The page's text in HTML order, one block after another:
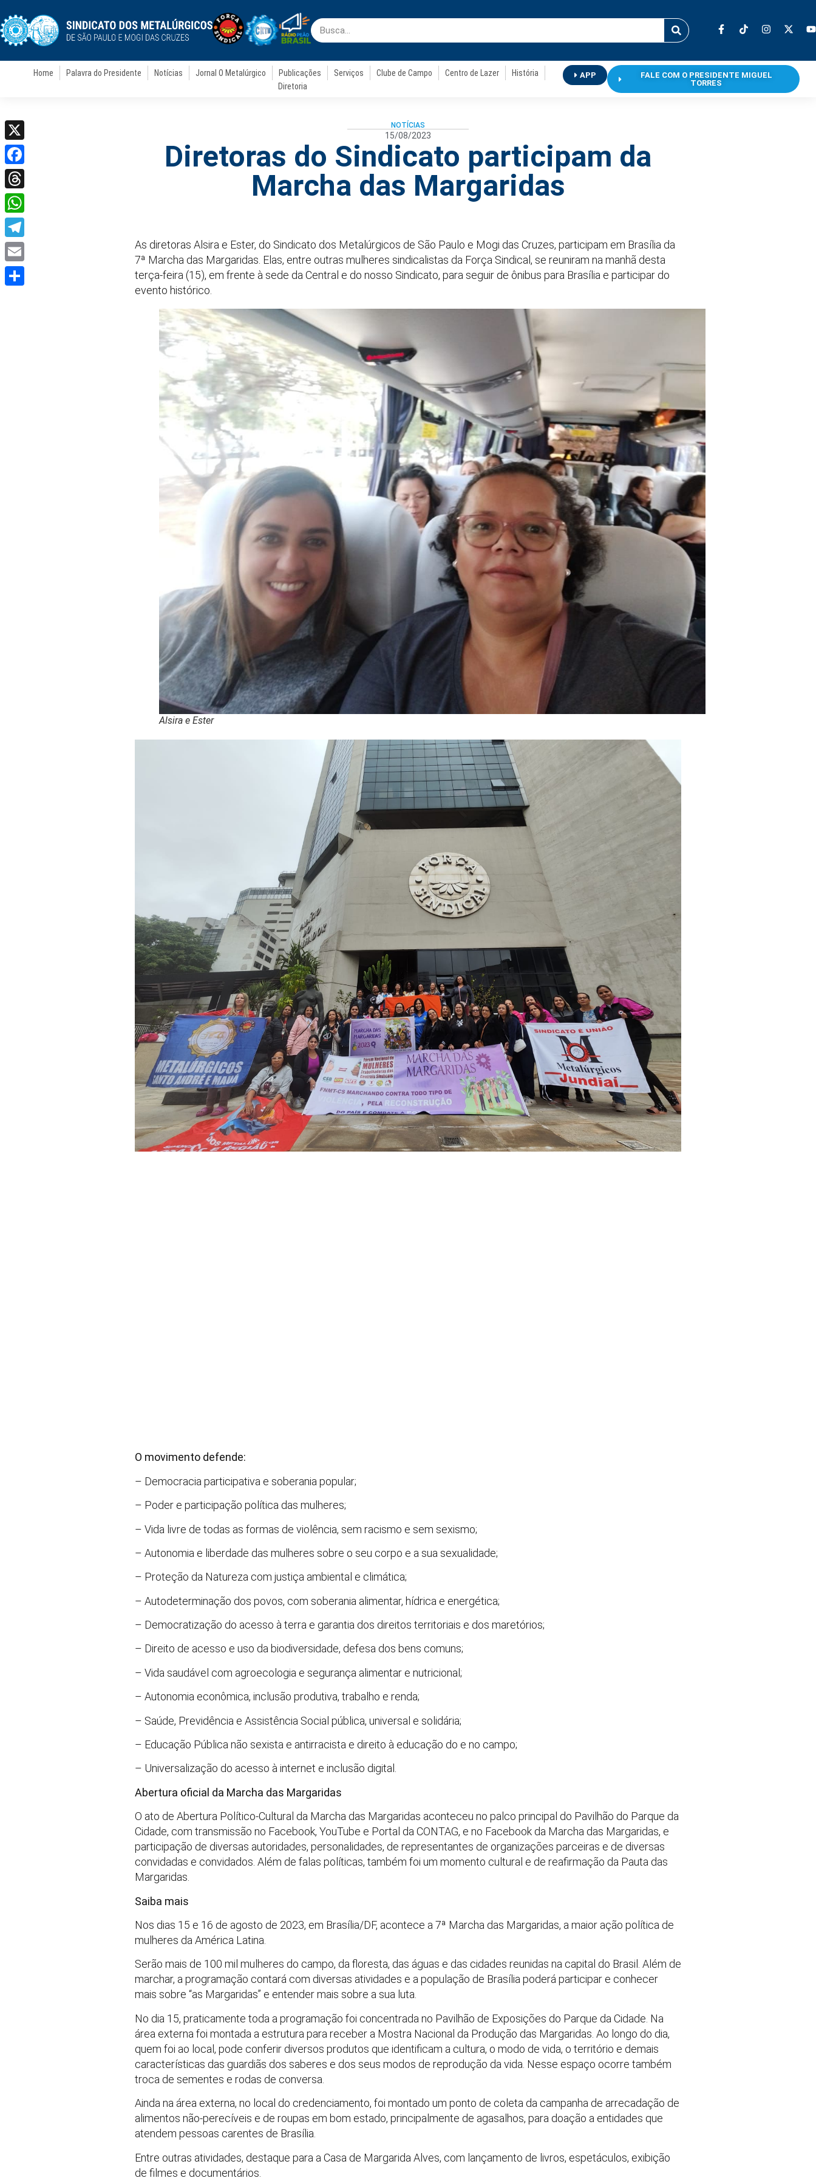
Home Palavra do Presidente Notícias Jornal O Metalúrgico Publicações Serviços Clube de Campo Centro de Lazer
História
Diretoria
APP
FALE COM O PRESIDENTE MIGUEL
TORRES
NOTÍCIAS
15/08/2023
Diretoras do Sindicato participam da
Marcha das Margaridas
As diretoras Alsira e Ester, do Sindicato dos Metalúrgicos de São Paulo e Mogi das Cruzes, participam em Brasília da
7ª Marcha das Margaridas. Elas, entre outras mulheres sindicalistas da Força Sindical, se reuniram na manhã desta
terça-feira (15), em frente à sede da Central e do nosso Sindicato, para seguir de ônibus para Brasília e participar do
evento histórico.
Alsira e Ester
O movimento defende:
– Democracia participativa e soberania popular;
– Poder e participação política das mulheres;
– Vida livre de todas as formas de violência, sem racismo e sem sexismo;
– Autonomia e liberdade das mulheres sobre o seu corpo e a sua sexualidade;
– Proteção da Natureza com justiça ambiental e climática;
– Autodeterminação dos povos, com soberania alimentar, hídrica e energética;
– Democratização do acesso à terra e garantia dos direitos territoriais e dos maretórios;
– Direito de acesso e uso da biodiversidade, defesa dos bens comuns;
– Vida saudável com agroecologia e segurança alimentar e nutricional;
– Autonomia econômica, inclusão produtiva, trabalho e renda;
– Saúde, Previdência e Assistência Social pública, universal e solidária;
– Educação Pública não sexista e antirracista e direito à educação do e no campo;
– Universalização do acesso à internet e inclusão digital.
Abertura oficial da Marcha das Margaridas
O ato de Abertura Político-Cultural da Marcha das Margaridas aconteceu no palco principal do Pavilhão do Parque da
Cidade, com transmissão no Facebook, YouTube e Portal da CONTAG, e no Facebook da Marcha das Margaridas, e
participação de diversas autoridades, personalidades, de representantes de organizações parceiras e de diversas
convidadas e convidados. Além de falas políticas, também foi um momento cultural e de reafirmação da Pauta das
Margaridas.
Saiba mais
Nos dias 15 e 16 de agosto de 2023, em Brasília/DF, acontece a 7ª Marcha das Margaridas, a maior ação política de
mulheres da América Latina.
Serão mais de 100 mil mulheres do campo, da floresta, das águas e das cidades reunidas na capital do Brasil. Além de
marchar, a programação contará com diversas atividades e a população de Brasília poderá participar e conhecer
mais sobre “as Margaridas” e entender mais sobre a sua luta.
No dia 15, praticamente toda a programação foi concentrada no Pavilhão de Exposições do Parque da Cidade. Na
área externa foi montada a estrutura para receber a Mostra Nacional da Produção das Margaridas. Ao longo do dia,
quem foi ao local, pode conferir diversos produtos que identificam a cultura, o modo de vida, o território e demais
características das guardiãs dos saberes e dos seus modos de reprodução da vida. Nesse espaço ocorre também
troca de sementes e rodas de conversa.
Ainda na área externa, no local do credenciamento, foi montado um ponto de coleta da campanha de arrecadação de
alimentos não-perecíveis e de roupas em bom estado, principalmente de agasalhos, para doação a entidades que
atendem pessoas carentes de Brasília.
Entre outras atividades, destaque para a Casa de Margarida Alves, com lançamento de livros, espetáculos, exibição
de filmes e documentários.
X
Facebook
Threads
WhatsApp
Telegram
Email